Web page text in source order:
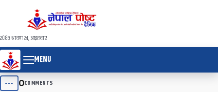
२०८३ श्रावण २४, आइतवार
MENU
••• 0COMMENTS